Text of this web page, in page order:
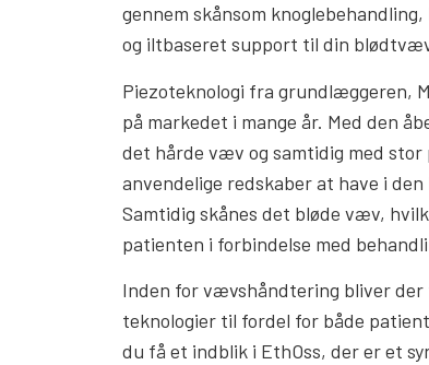
gennem skånsom
og iltbaseret support til din
Piezoteknologi fra grundlæggeren,
på markedet i mange år. Med den
det hårde væv og samtidig med
anvendelige redskaber at have i
Samtidig skånes det bløde væv,
patienten i forbindelse med
Inden for vævshåndtering bliver
teknologier til fordel for både
du få et indblik i EthOss, der er et